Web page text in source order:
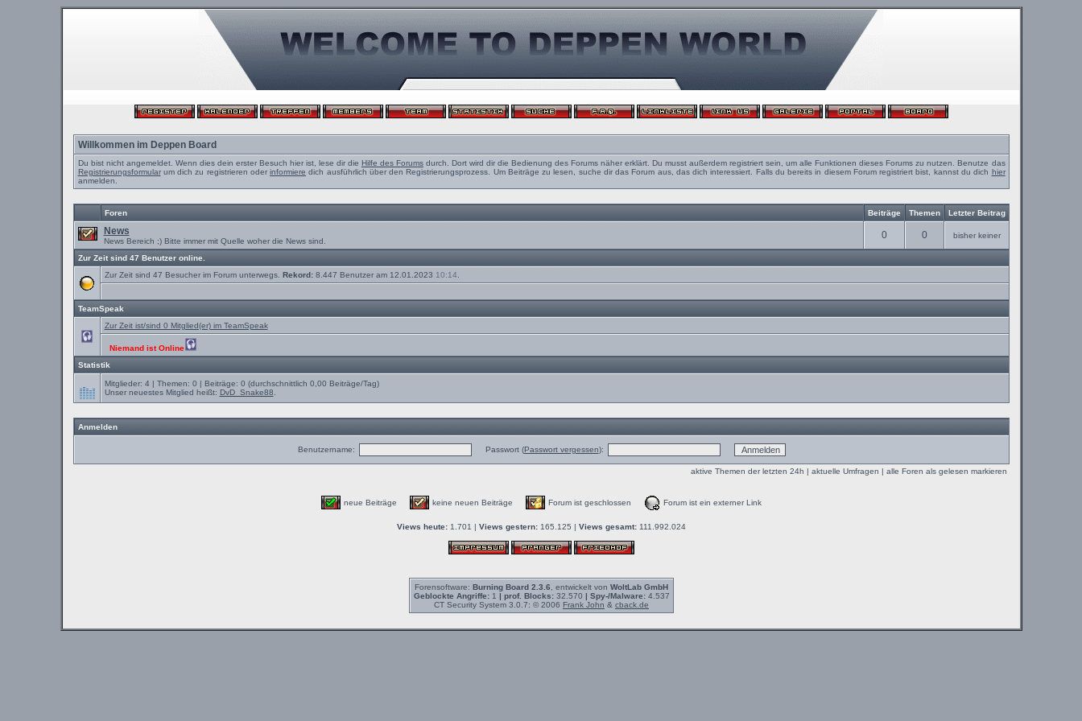
Willkommen im Deppen Board
Du bist nicht angemeldet. Wenn dies dein erster Besuch hier ist, lese dir die Hilfe des Forumsdurch. Dort wird dir die Bedienung des Forums näher erklärt. Du musst außerdem registriert sein, um alle Funktionen dieses Forums zu nutzen. Benutze das
Registrierungsformularum dich zu registrieren oderinformiere dich ausführlich über den Registrierungsprozess. Um Beiträge zu lesen, suche dir das Forum aus, das dich interessiert. Falls du bereits in diesem Forum registriert bist, kannst du dich hier
anmelden.
Foren Beiträge Themen Letzter Beitrag
News
News Bereich ;) Bitte immer mit Quelle woher die News sind.
0 0 bisher keiner
Zur Zeit sind 47 Benutzer online.
Zur Zeit sind 47 Besucher im Forum unterwegs. Rekord:8.447 Benutzer am 12.01.2023 10:14
TeamSpeak
Zur Zeit ist/sind 0 Mitglied(er) im TeamSpeak
Niemand ist Online
Statistik
Mitglieder: 4 | Themen: 0 | Beiträge: 0 (durchschnittlich 0,00 Beiträge/Tag)
Unser neuestes Mitglied heißt: DvD_Snake88
Anmelden
Benutzername: Passwort (Passwort vergessen):
aktive Themen der letzten 24h | aktuelle Umfragen | alle Foren als gelesen markieren
neue Beiträge keine neuen Beiträge Forum ist geschlossen Forum ist ein externer Link
Views heute:1.701 | Views gestern:165.125 | Views gesamt:111.992.024
Forensoftware: Burning Board 2.3.6 , entwickelt von WoltLab GmbH
Geblockte Angriffe:1 | prof. Blocks:32.570 | Spy-/Malware:4.537
CT Security System 3.0.7: © 2006 Frank John & cback.de